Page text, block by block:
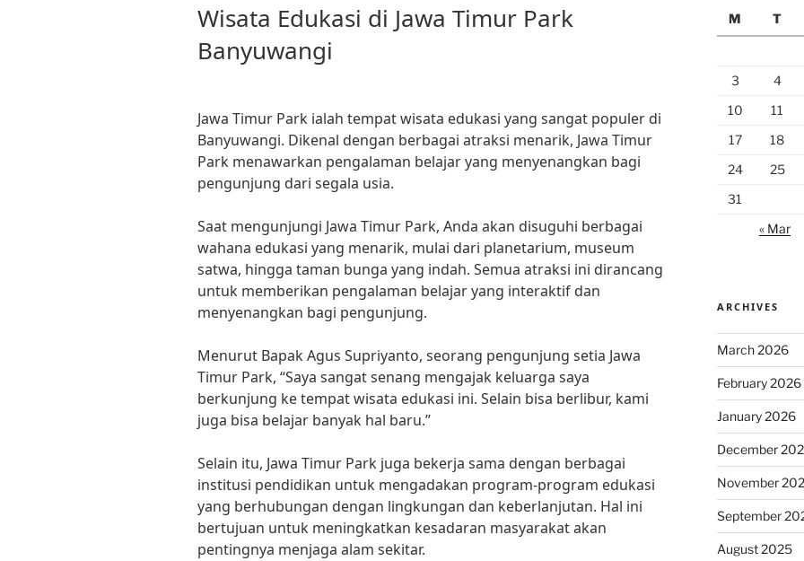
Wisata Edukasi di Jawa Timur Park
Banyuwangi
Jawa Timur Park ialah tempat wisata edukasi yang sangat populer di
Banyuwangi. Dikenal dengan berbagai atraksi menarik, Jawa Timur
Park menawarkan pengalaman belajar yang menyenangkan bagi
pengunjung dari segala usia.
Saat mengunjungi Jawa Timur Park, Anda akan disuguhi berbagai
wahana edukasi yang menarik, mulai dari planetarium, museum
satwa, hingga taman bunga yang indah. Semua atraksi ini dirancang
untuk memberikan pengalaman belajar yang interaktif dan
menyenangkan bagi pengunjung.
Menurut Bapak Agus Supriyanto, seorang pengunjung setia Jawa
Timur Park, “Saya sangat senang mengajak keluarga saya
berkunjung ke tempat wisata edukasi ini. Selain bisa berlibur, kami
juga bisa belajar banyak hal baru.”
Selain itu, Jawa Timur Park juga bekerja sama dengan berbagai
institusi pendidikan untuk mengadakan program-program edukasi
yang berhubungan dengan lingkungan dan keberlanjutan. Hal ini
bertujuan untuk meningkatkan kesadaran masyarakat akan
pentingnya menjaga alam sekitar.
M
T
3
4
10
11
17
18
24
25
31
« Mar
ARCHIVES
March 2026
February 2026
January 2026
December
November
September
August 2025